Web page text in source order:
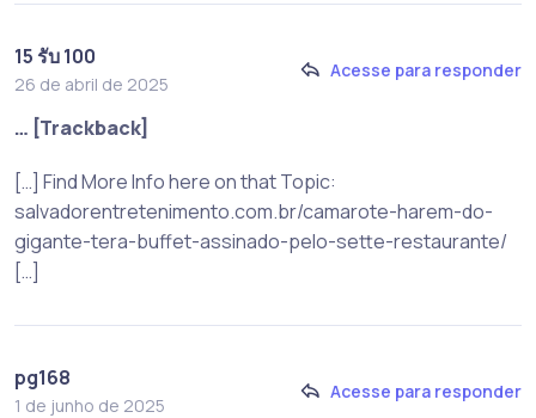
15 รับ 100
26 de abril de 2025
Acesse para responder
… [Trackback]
[…] Find More Info here on that Topic:
salvadorentretenimento.com.br/camarote-harem-do-
gigante-tera-buffet-assinado-pelo-sette-restaurante/
[…]
pg168
1 de junho de 2025
Acesse para responder